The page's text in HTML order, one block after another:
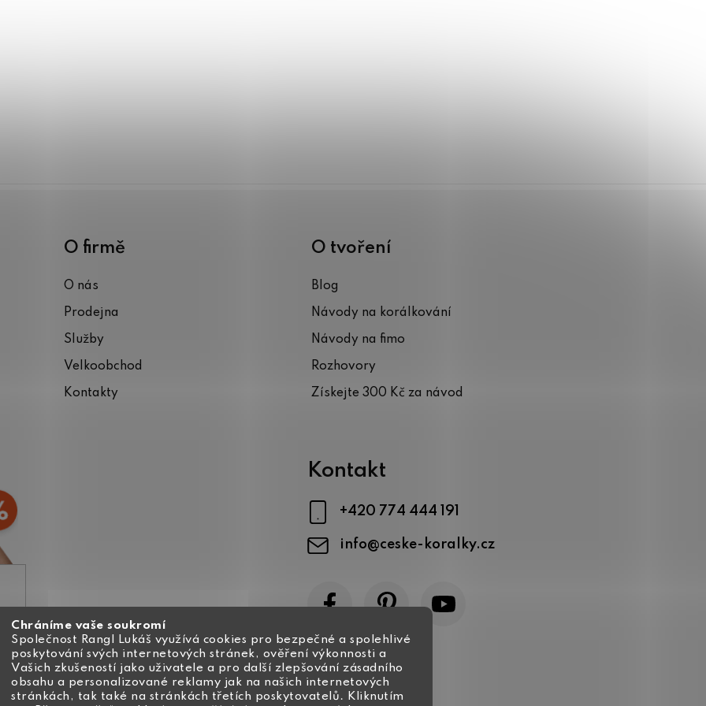
Chráníme vaše soukromí
Společnost Rangl Lukáš využívá cookies pro bezpečné a spolehlivé
poskytování svých internetových stránek, ověření výkonnosti a
Vašich zkušeností jako uživatele a pro další zlepšování zásadního
obsahu a personalizované reklamy jak na našich internetových
stránkách, tak také na stránkách třetích poskytovatelů. Kliknutím
O firmě
O nás
Prodejna
Služby
Velkoobchod
Kontakty
O tvoření
Blog
Návody na korálkování
Návody na fimo
Rozhovory
Získejte 300 Kč za návod
Kontakt
info@ceske-koralky.cz
+420 774 444 191